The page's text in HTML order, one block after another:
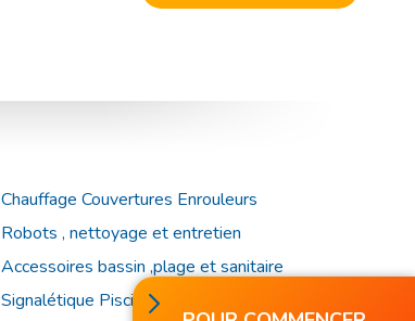
Chauffage Couvertures Enrouleurs
Robots , nettoyage et entretien
Accessoires bassin ,plage et sanitaire
Signalétique Piscine et Accessoires de Secours